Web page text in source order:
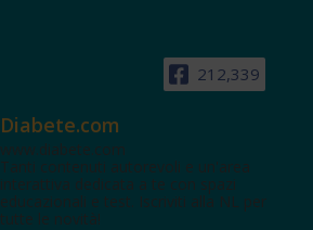
212,339
Diabete.com
www.diabete.com
Tanti contenuti autorevoli e un'area
interattiva dedicata a te con spazi
educazionali e test. Iscriviti alla NL per
tutte le novità!